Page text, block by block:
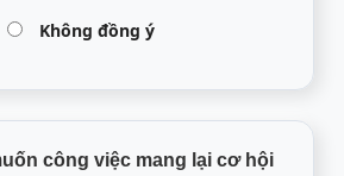
Không đồng ý
công việc mang lại cơ hội